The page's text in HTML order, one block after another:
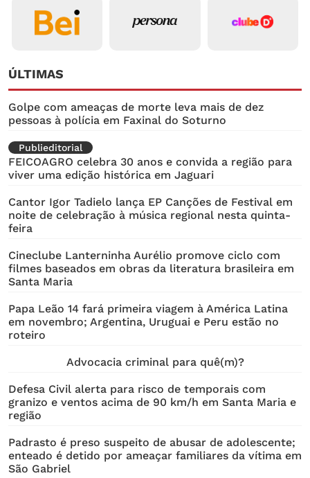
ÚLTIMAS
Golpe com ameaças de morte leva mais de dez
pessoas à polícia em Faxinal do Soturno
Publieditorial
FEICOAGRO celebra 30 anos e convida a região para
viver uma edição histórica em Jaguari
Cantor Igor Tadielo lança EP Canções de Festival em
noite de celebração à música regional nesta quinta-
feira
Cineclube Lanterninha Aurélio promove ciclo com
filmes baseados em obras da literatura brasileira em
Santa Maria
Papa Leão 14 fará primeira viagem à América Latina
em novembro; Argentina, Uruguai e Peru estão no
roteiro
Advocacia criminal para quê(m)?
Defesa Civil alerta para risco de temporais com
granizo e ventos acima de 90 km/h em Santa Maria e
região
Padrasto é preso suspeito de abusar de adolescente;
enteado é detido por ameaçar familiares da vítima em
São Gabriel